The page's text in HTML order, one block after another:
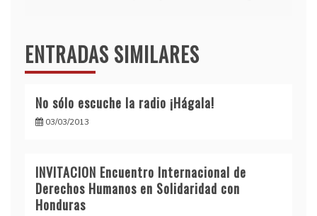
ENTRADAS SIMILARES
No sólo escuche la radio ¡Hágala!
03/03/2013
INVITACION Encuentro Internacional de
Derechos Humanos en Solidaridad con
Honduras